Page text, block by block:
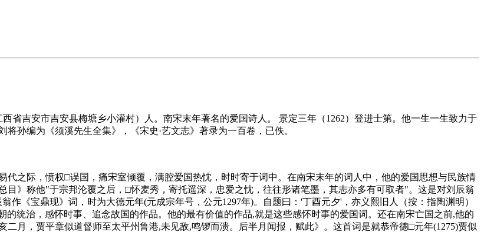
省吉安市吉安县梅塘乡小灌村）人。南宋末年著名的爱国诗人。 景定三年（1262）登进士第。他一生一生致力于
孙编为《须溪先生全集》，《宋史·艺文志》著录为一百卷，已佚。
之际，愤权□误国，痛宋室倾覆，满腔爱国热忱，时时寄于词中。在南宋末年的词人中，他的爱国思想与民族情
》称他"于宗邦沦覆之后，□怀麦秀，寄托遥深，忠爱之忱，往往形诸笔墨，其志亦多有可取者"。这是对刘辰翁
《宝鼎现》词，时为大德元年(元成宗年号，公元1297年)。自题曰：'丁酉元夕'，亦义熙旧人（按：指陶渊明）
统治，感怀时事、追念故国的作品。他的最有价值的作品,就是这些感怀时事的爱国词。还在南宋亡国之前,他的
月，贾平章似道督师至太平州鲁港,未见敌,鸣锣而溃。后半月闻报，赋此》。这首词是就恭帝德□元年(1275)贾似